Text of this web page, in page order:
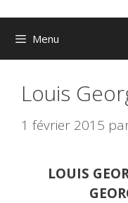
Menu
Louis
1 février 2015
LOUIS